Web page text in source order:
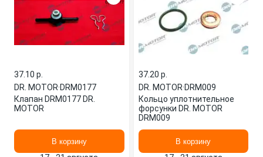
37.10 p.
DR. MOTOR·DRM0177
Клапан DRM0177 DR.
MOTOR
В корзину
37.20 p.
DR. MOTOR·DRM009
Кольцо уплотнительное
форсунки DR. MOTOR
DRM009
В корзину